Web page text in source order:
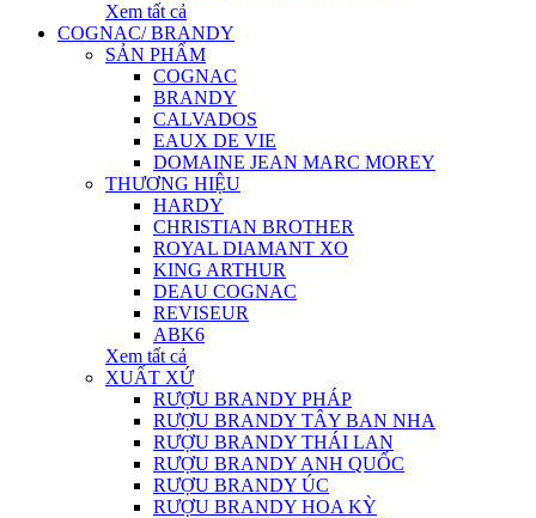
Xem tất cả
COGNAC/ BRANDY
SẢN PHẨM
COGNAC
BRANDY
CALVADOS
EAUX DE VIE
DOMAINE JEAN MARC MOREY
THƯƠNG HIỆU
HARDY
CHRISTIAN BROTHER
ROYAL DIAMANT XO
KING ARTHUR
DEAU COGNAC
REVISEUR
ABK6
Xem tất cả
XUẤT XỨ
RƯỢU BRANDY PHÁP
RƯỢU BRANDY TÂY BAN NHA
RƯỢU BRANDY THÁI LAN
RƯỢU BRANDY ANH QUỐC
RƯỢU BRANDY ÚC
RƯỢU BRANDY HOA KỲ